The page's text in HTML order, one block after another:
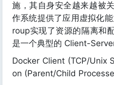
施，其自身安全越来越被
作系统提供了应用虚拟化
roup实现了资源的隔离和
是一个典型的 Client-
Docker Client (TCP/Unix
on (Parent/Child